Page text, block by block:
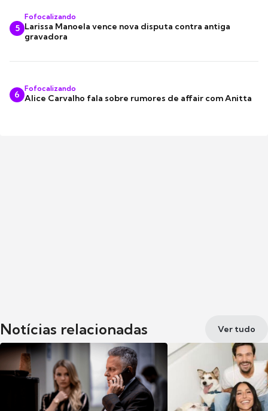
5
Fofocalizando
Larissa Manoela vence nova disputa contra antiga
gravadora
6
Fofocalizando
Alice Carvalho fala sobre rumores de affair com Anitta
Notícias relacionadas Ver tudo